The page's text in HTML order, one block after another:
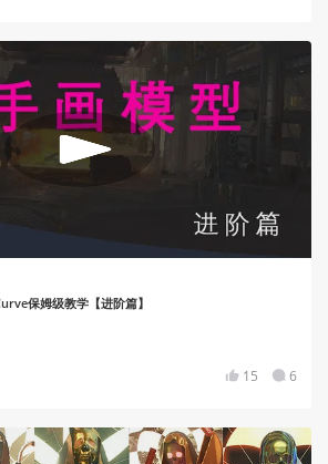
保姆级教学【进阶篇】
15 6